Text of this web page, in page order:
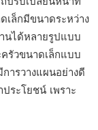
เล็กมีขนาดระหว่าง
ได้หลายรูปแบบ
รัวขนาดเล็กแบบ
ารวางแผนอย่างดี
ระโยชน์ เพราะ